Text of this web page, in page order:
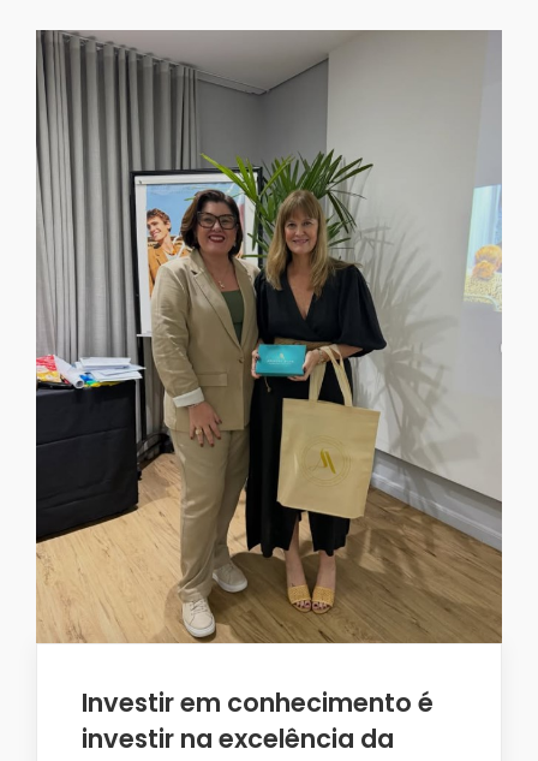
Investir em conhecimento é
investir na excelência da